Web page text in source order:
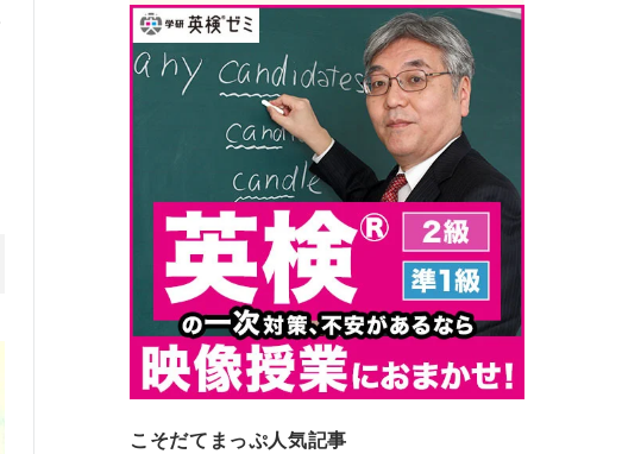
こそだてまっぷ人気記事